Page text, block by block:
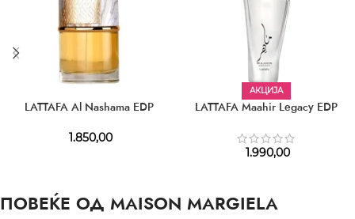
LATTAFA Al Nashama EDP
1.850,00
АКЦИЈА
LATTAFA Maahir Legacy EDP
1.990,00
ПОВЕЌЕ ОД MAISON MARGIELA